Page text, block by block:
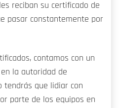
reciban su certificado de
pasar constantemente por
contamos con un
la autoridad de
tendrás que lidiar con
parte de los equipos en